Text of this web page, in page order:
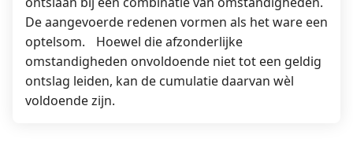
De aangevoerde redenen vormen als het ware een
optelsom. Hoewel die afzonderlijke
omstandigheden onvoldoende niet tot een geldig
ontslag leiden, kan de cumulatie daarvan wèl
voldoende zijn.